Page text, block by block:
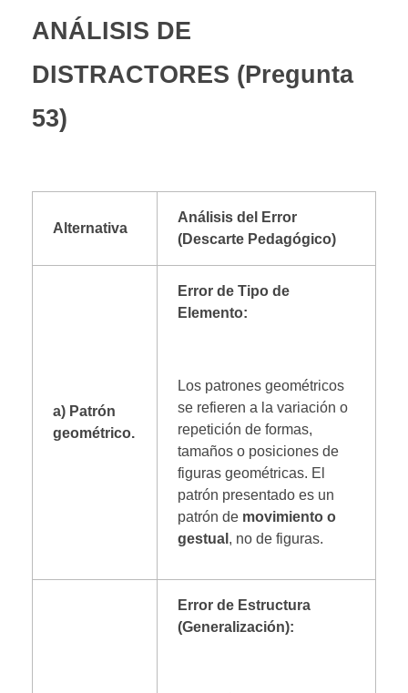
ANÁLISIS DE
DISTRACTORES (Pregunta
53)
Alternativa
Análisis del Error
(Descarte Pedagógico)
a) Patrón
geométrico.
Error de Tipo de
Elemento:
Los patrones geométricos
se refieren a la variación o
repetición de formas,
tamaños o posiciones de
figuras geométricas. El
patrón presentado es un
patrón de movimiento o
gestual , no de figuras.
Error de Estructura
(Generalización):